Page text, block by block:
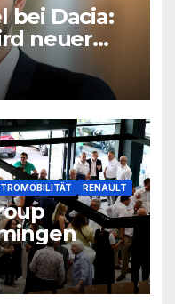
bei Dacia:
neuer
RENAULT